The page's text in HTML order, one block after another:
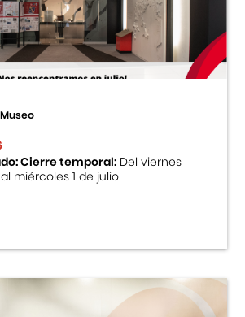
Peruano Japonés
Inmigración Japonesa
Japonés
Museo
Cierre temporal:Del viernes
miércoles 1 de julio